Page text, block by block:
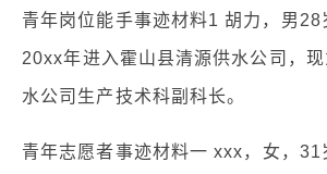
青年岗位能手事迹材料1 胡力，男28
20xx年进入霍山县清源供水公司，
水公司生产技术科副科长。
青年志愿者事迹材料一 xxx，女，31